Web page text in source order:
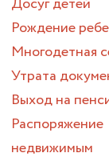
Рождение
Многодетная
Утрата
Выход на
Распоряжение
недвижимым